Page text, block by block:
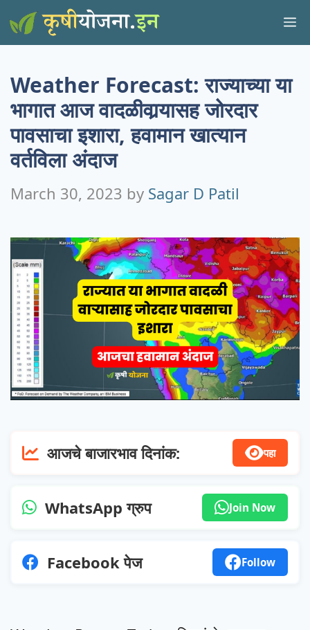
Skip
to
Weather Forecast: राज्याच्या या
भागात आज वादळीवार्‍यासह जोरदार
पावसाचा इशारा, हवामान खात्यान
वर्तविला अंदाज
March 30, 2023 by Sagar D Patil
आजचे बाजारभाव दिनांक: पहा
WhatsApp ग्रुप Join Now
Facebook पेज Follow